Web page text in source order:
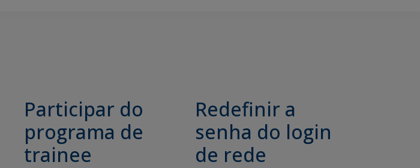
Participar do
programa de
trainee
Redefinir a
senha do login
de rede